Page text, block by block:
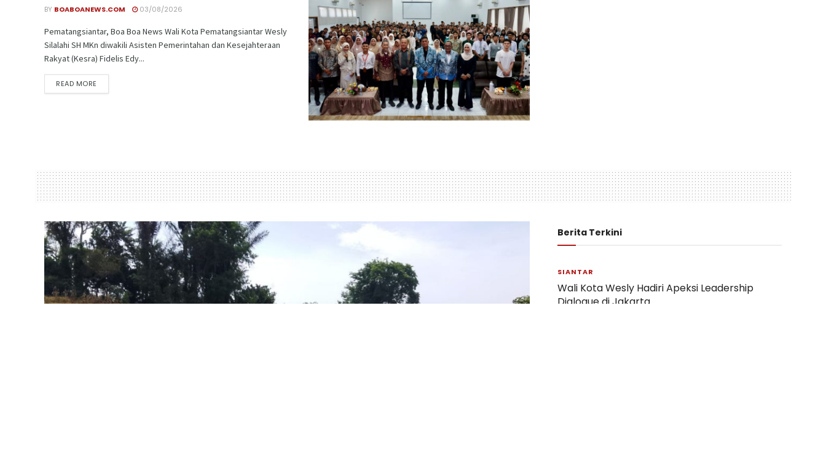
BY BOABOANEWS.COM 03/08/2026
Pematangsiantar, Boa Boa News Wali Kota Pematangsiantar Wesly
Silalahi SH MKn diwakili Asisten Pemerintahan dan Kesejahteraan
Rakyat (Kesra) Fidelis Edy...
READ MORE
Berita Terkini
SIANTAR
Wali Kota Wesly Hadiri Apeksi Leadership
Dialogue di Jakarta